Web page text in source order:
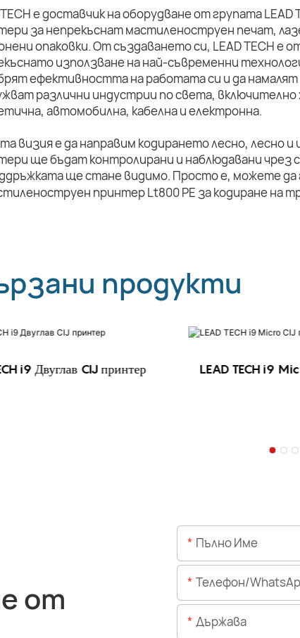
TECH е доставчик на оборудване от групата
за непрекъснат мастиленоструен печат,
опаковки. От създаването си, LEAD TECH е
използване на най-съвременни
ефективността на работата си и да
различни индустрии по света,
автомобилна, кабелна и електронна.
визия е да направим кодирането лесно, лесно
ще бъдат контролирани и наблюдавани чрез
ще стане видимо. Просто е, можете да
продукти
i9 Двуглав CIJ принтер
LEAD TECH i9
от
Пълно Име
Телефон/WhatsApp
Държава